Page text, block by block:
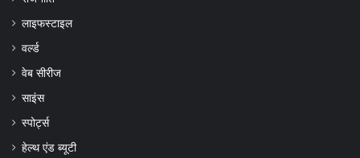
लाइफस्टाइल
वर्ल्ड
वेब सीरीज
साइंस
स्पोर्ट्स
हेल्थ एंड ब्यूटी